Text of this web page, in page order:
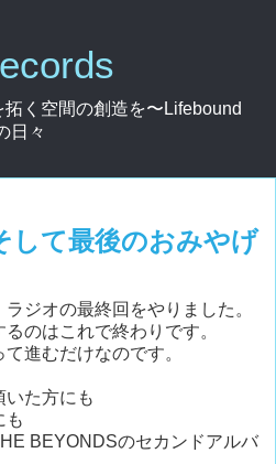
く空間の創造を〜Lifebound
日々
して最後のおみやげ
ジオの最終回をやりました。
のはこれで終わりです。
進むだけなのです。
いた方にも
も
BEYONDSのセカンドアルバ